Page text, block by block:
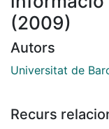
(2009)
Autors
Universitat de
Recurs